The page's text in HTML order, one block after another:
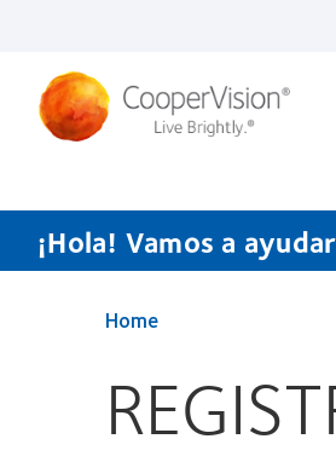
principal
¡Hola! Vamos a
Home